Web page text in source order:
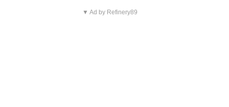
▼ Ad by Refinery89